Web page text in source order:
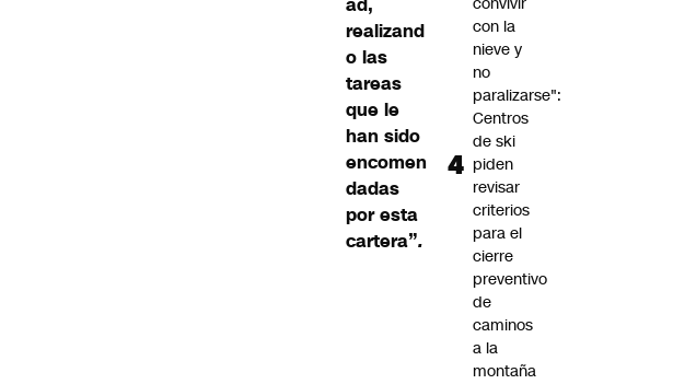
realizand
o las
tareas
que le
han sido
encomen
dadas
por esta
cartera”.
con la
nieve y
no
paralizarse":
Centros
de ski
piden
revisar
criterios
para el
cierre
preventivo
de
caminos
a la
montaña